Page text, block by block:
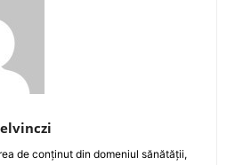
de conținut din domeniul sănătății,